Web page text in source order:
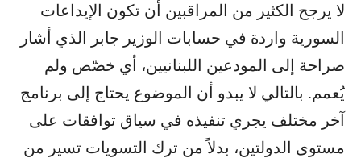
لا يرجح الكثير من المراقبين أن تكون الإيداعات
السورية واردة في حسابات الوزير جابر الذي أشار
صراحة إلى المودعين اللبنانيين، أي خصّص ولم
يُعمم. بالتالي لا يبدو أن الموضوع يحتاج إلى برنامج
آخر مختلف يجري تنفيذه في سياق توافقات على
مستوى الدولتين، بدلاً من ترك التسويات تسير من